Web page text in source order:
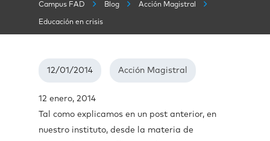
Campus FAD Blog Acción Magistral
Educación en crisis
12/01/2014 Acción Magistral
12 enero, 2014
Tal como explicamos en un post anterior, en
nuestro instituto, desde la materia de